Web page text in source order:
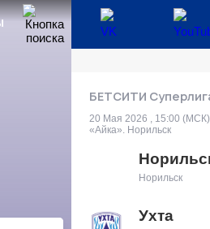
БЕТСИТИ
20 Мая 2026 , 15:00 (МСК)
«Айка». Норильск
Норильск
Ухта